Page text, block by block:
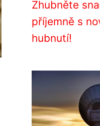
Zhubněte
příjemně s
hubnutí!